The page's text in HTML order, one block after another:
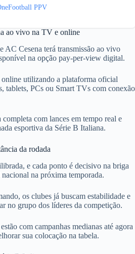
PPV
ao vivo na TV e online
AC Cesena terá transmissão ao vivo
na opção pay-per-view digital.
online utilizando a plataforma oficial
tablets, PCs ou Smart TVs com conexão
com lances em tempo real e
esportiva da Série B Italiana.
da rodada
e cada ponto é decisivo na briga
na próxima temporada.
os clubes já buscam estabilidade e
no grupo dos líderes da competição.
com campanhas medianas até agora
sua colocação na tabela.